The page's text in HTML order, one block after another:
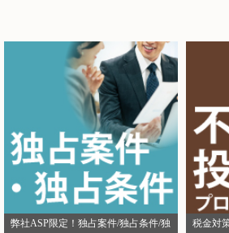
弊社ASP限定！独占案件/独占条件/独
税金対